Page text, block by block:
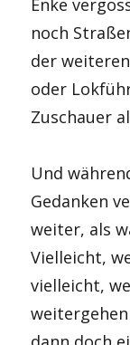
noch
der
oder
Zuschauer
Und
Gedanken
weiter, als
Vielleicht,
vielleicht,